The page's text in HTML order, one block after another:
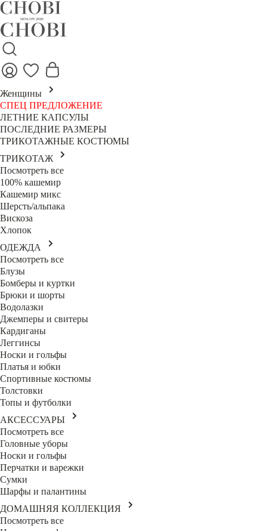
Женщины
СПЕЦ ПРЕДЛОЖЕНИЕ
ЛЕТНИЕ КАПСУЛЫ
ПОСЛЕДНИЕ РАЗМЕРЫ
ТРИКОТАЖНЫЕ КОСТЮМЫ
ТРИКОТАЖ
Посмотреть все
100% кашемир
Кашемир микс
Шерсть/альпака
Вискоза
Хлопок
ОДЕЖДА
Посмотреть все
Блузы
Бомберы и куртки
Брюки и шорты
Водолазки
Джемперы и свитеры
Кардиганы
Леггинсы
Носки и гольфы
Платья и юбки
Спортивные костюмы
Толстовки
Топы и футболки
АКСЕССУАРЫ
Посмотреть все
Головные уборы
Носки и гольфы
Перчатки и варежки
Сумки
Шарфы и палантины
ДОМАШНЯЯ КОЛЛЕКЦИЯ
Посмотреть все